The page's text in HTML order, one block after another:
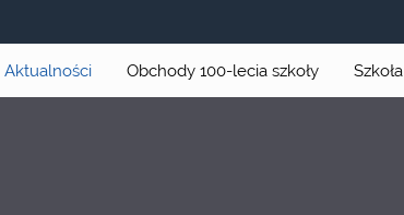
Aktualności Obchody 100-lecia szkoły Szkoła